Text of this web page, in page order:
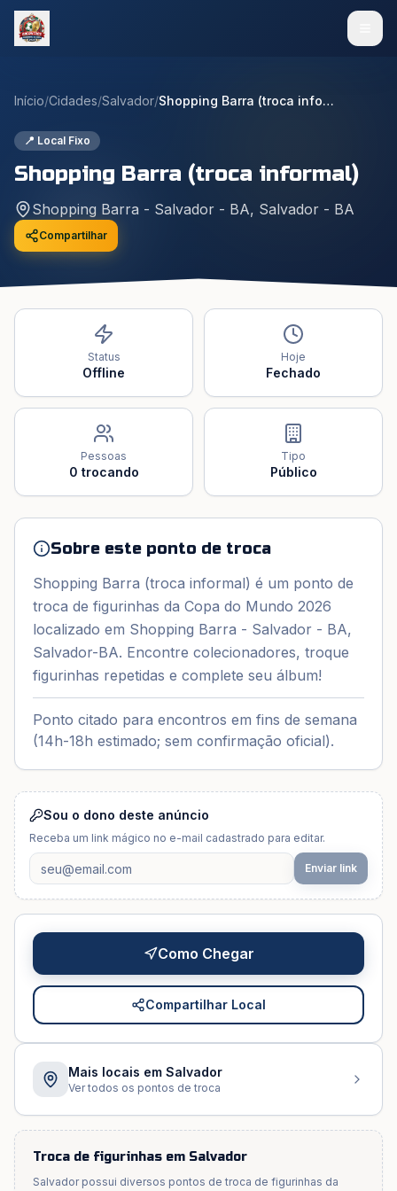
Início/Cidades/Salvador/ Shopping Barra (troca informal)
📍 Local Fixo
Shopping Barra (troca informal)
Shopping Barra - Salvador - BA, Salvador - BA
Compartilhar
Status
Offline
Hoje
Fechado
Pessoas
0 trocando
Tipo
Público
Sobre este ponto de troca
Shopping Barra (troca informal) é um ponto de
troca de figurinhas da Copa do Mundo 2026
localizado em Shopping Barra - Salvador - BA,
Salvador-BA. Encontre colecionadores, troque
figurinhas repetidas e complete seu álbum!
Ponto citado para encontros em fins de semana
(14h-18h estimado; sem confirmação oficial).
Sou o dono deste anúncio
Receba um link mágico no e-mail cadastrado para editar.
Enviar link
Como Chegar
Compartilhar Local
Mais locais em Salvador
Ver todos os pontos de troca
Troca de figurinhas em Salvador
Salvadorpossui diversos pontos de troca de figurinhas da